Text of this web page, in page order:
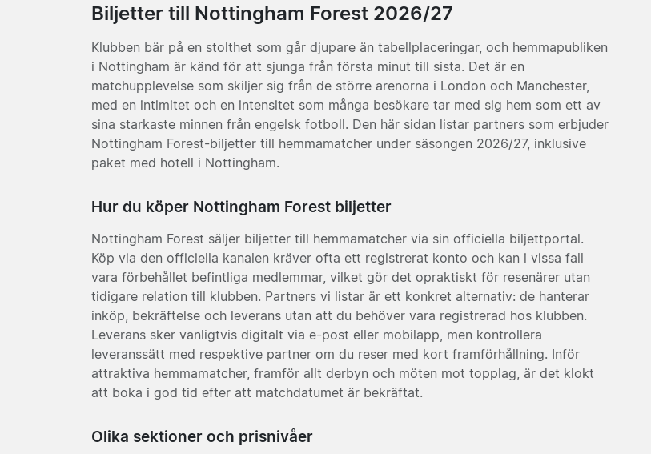
Biljetter till Nottingham Forest 2026/27
Klubben bär på en stolthet som går djupare än tabellplaceringar, och hemmapubliken
i Nottingham är känd för att sjunga från första minut till sista. Det är en
matchupplevelse som skiljer sig från de större arenorna i London och Manchester,
med en intimitet och en intensitet som många besökare tar med sig hem som ett av
sina starkaste minnen från engelsk fotboll. Den här sidan listar partners som erbjuder
Nottingham Forest-biljetter till hemmamatcher under säsongen 2026/27, inklusive
paket med hotell i Nottingham.
Hur du köper Nottingham Forest biljetter
Nottingham Forest säljer biljetter till hemmamatcher via sin officiella biljettportal.
Köp via den officiella kanalen kräver ofta ett registrerat konto och kan i vissa fall
vara förbehållet befintliga medlemmar, vilket gör det opraktiskt för resenärer utan
tidigare relation till klubben. Partners vi listar är ett konkret alternativ: de hanterar
inköp, bekräftelse och leverans utan att du behöver vara registrerad hos klubben.
Leverans sker vanligtvis digitalt via e-post eller mobilapp, men kontrollera
leveranssätt med respektive partner om du reser med kort framförhållning. Inför
attraktiva hemmamatcher, framför allt derbyn och möten mot topplag, är det klokt
att boka i god tid efter att matchdatumet är bekräftat.
Olika sektioner och prisnivåer